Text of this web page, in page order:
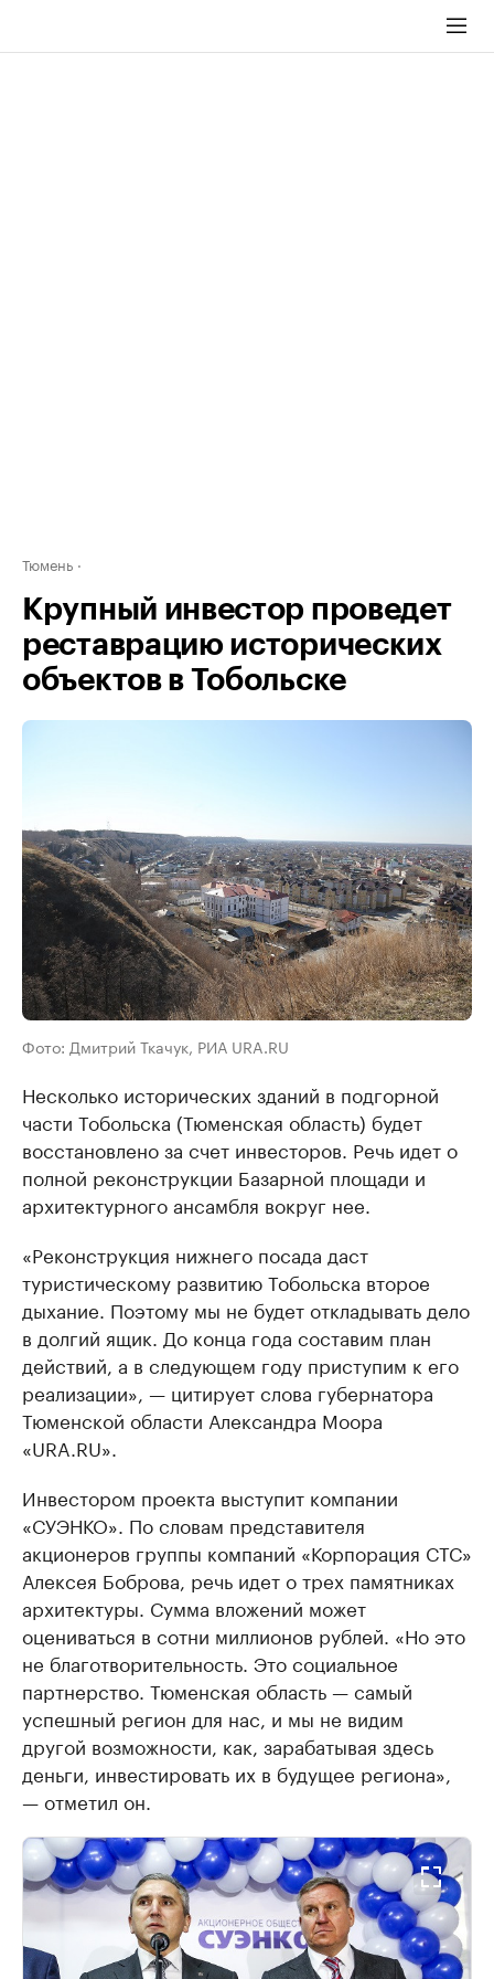
Тюмень
Крупный инвестор проведет
реставрацию исторических
объектов в Тобольске
Фото: Дмитрий Ткачук, РИА URA.RU
Несколько исторических зданий в подгорной
части Тобольска (Тюменская область) будет
восстановлено за счет инвесторов. Речь идет о
полной реконструкции Базарной площади и
архитектурного ансамбля вокруг нее.
«Реконструкция нижнего посада даст
туристическому развитию Тобольска второе
дыхание. Поэтому мы не будет откладывать дело
в долгий ящик. До конца года составим план
действий, а в следующем году приступим к его
реализации», — цитирует слова губернатора
Тюменской области Александра Моора
«URA.RU».
Инвестором проекта выступит компании
«СУЭНКО». По словам представителя
акционеров группы компаний «Корпорация СТС»
Алексея Боброва, речь идет о трех памятниках
архитектуры. Сумма вложений может
оцениваться в сотни миллионов рублей. «Но это
не благотворительность. Это социальное
партнерство. Тюменская область — самый
успешный регион для нас, и мы не видим
другой возможности, как, зарабатывая здесь
деньги, инвестировать их в будущее региона»,
— отметил он.